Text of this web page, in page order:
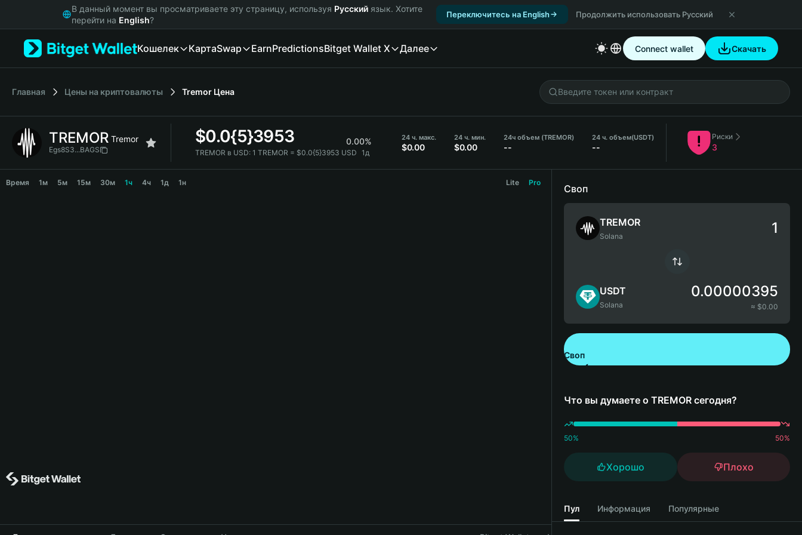
Русский
Italiano
简体中文
繁體中文
Bahasa Indonesia
В данный момент вы просматриваете эту страницу, используя Русский язык. Хотите
перейти на English?
Переключитесь на English Продолжить использовать Русский
Кошелек КартаSwap EarnPredictionsBitget Wallet X Далее Connect wallet Скачать
Главная Цены на криптовалюты Tremor Цена
TREMOR Tremor
Egs8S3...BAGS
$0.0{5}3953 0.00%
TREMOR в USD: 1 TREMOR = $0.0{5}3953 USD 1д
24 ч. макс.
$0.00
24 ч. мин.
$0.00
24ч объем (TREMOR)
--
24 ч. объем(USDT)
--
Риски
3
Время 1м 5м 15м 30м 1ч 4ч 1д 1н Lite Pro
Своп
TREMOR
Solana
USDT
Solana
0.00000395
≈ $0.00
Своп
Что вы думаете о TREMOR сегодня?
50% 50%
Хорошо Плохо
Пул Информация Популярные